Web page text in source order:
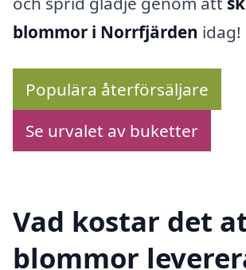
blommor i Norrfjärden idag!
Populära återförsäljare
Se urvalet av buketter
Vad kostar det
blommor